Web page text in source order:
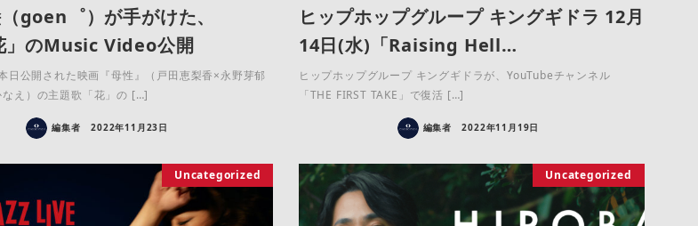
goen゜）が手がけた、
」のMusic Video公開
日公開された映画『母性』（戸田恵梨香×永野芽郁
なえ）の主題歌「花」の […]
編集者 2022年11月23日
ヒップホップグループ キングギドラ 12月
14日(水)「Raising Hell…
ヒップホップグループ キングギドラが、YouTubeチャンネル
「THE FIRST TAKE」で復活 […]
編集者 2022年11月19日
Uncategorized Uncategorized